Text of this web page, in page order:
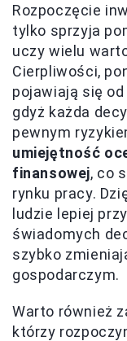
Rozpoczęcie
tylko sprzyja
uczy wielu
Cierpliwości,
pojawiają się
gdyż każda
pewnym
umiejętność
finansowej, co
rynku pracy.
ludzie lepiej
świadomych
szybko
gospodarczym.
Warto również
którzy